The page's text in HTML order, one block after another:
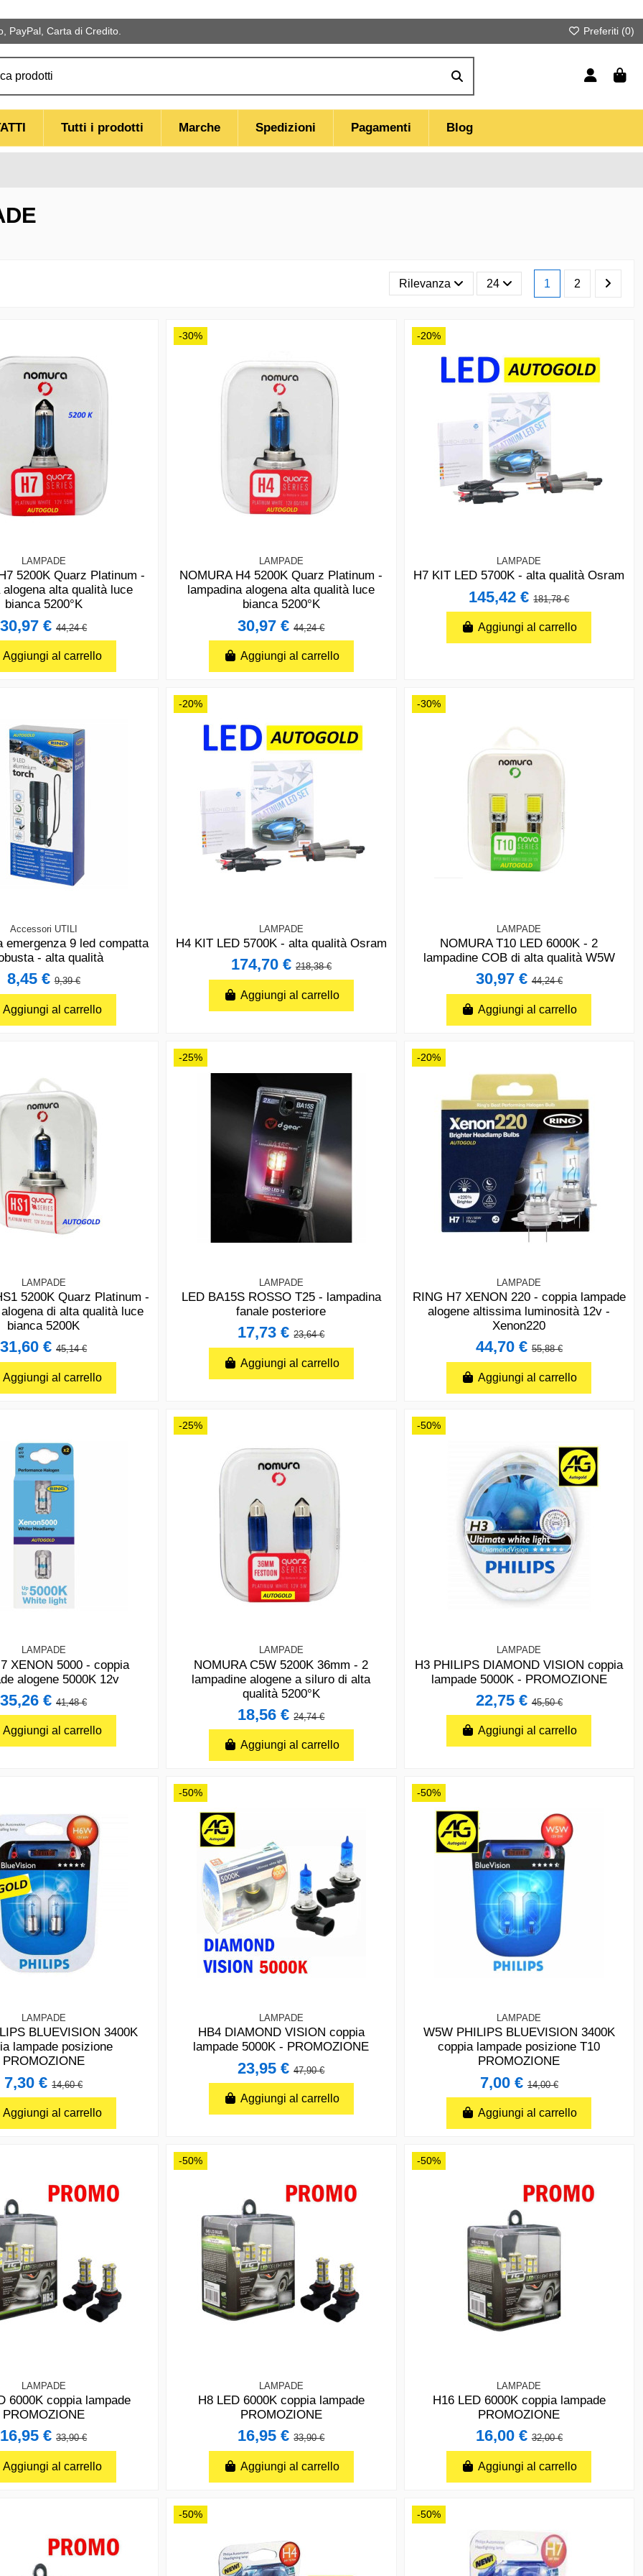
PayPal, Carta di Credito. Preferiti (0)
Tutti i prodotti Marche Spedizioni Pagamenti Blog
Rilevanza 24 1 2
LAMPADE
5200K Quarz Platinum -
alogena alta qualità luce
bianca 5200°K
30,97 €44,24 €
Aggiungi al carrello
-30%
LAMPADE
NOMURA H4 5200K Quarz Platinum -
lampadina alogena alta qualità luce
bianca 5200°K
30,97 €44,24 €
Aggiungi al carrello
-20%
LAMPADE
H7 KIT LED 5700K - alta qualità Osram
145,42 €181,78 €
Aggiungi al carrello
Accessori UTILI
emergenza 9 led compatta
- alta qualità
8,45 €9,39 €
Aggiungi al carrello
-20%
LAMPADE
H4 KIT LED 5700K - alta qualità Osram
174,70 € 218,38 €
Aggiungi al carrello
-30%
LAMPADE
NOMURA T10 LED 6000K - 2
lampadine COB di alta qualità W5W
30,97 €44,24 €
Aggiungi al carrello
LAMPADE
5200K Quarz Platinum -
di alta qualità luce
bianca 5200K
31,60 €45,14 €
Aggiungi al carrello
-25%
LAMPADE
LED BA15S ROSSO T25 - lampadina
fanale posteriore
17,73 €23,64 €
Aggiungi al carrello
-20%
LAMPADE
RING H7 XENON 220 - coppia lampade
alogene altissima luminosità 12v -
Xenon220
44,70 €55,88 €
Aggiungi al carrello
LAMPADE
XENON 5000 - coppia
alogene 5000K 12v
35,26 €41,48 €
Aggiungi al carrello
-25%
LAMPADE
NOMURA C5W 5200K 36mm - 2
lampadine alogene a siluro di alta
qualità 5200°K
18,56 €24,74 €
Aggiungi al carrello
-50%
LAMPADE
H3 PHILIPS DIAMOND VISION coppia
lampade 5000K - PROMOZIONE
22,75 €45,50 €
Aggiungi al carrello
LAMPADE
BLUEVISION 3400K
lampade posizione
PROMOZIONE
7,30 €14,60 €
Aggiungi al carrello
-50%
LAMPADE
HB4 DIAMOND VISION coppia
lampade 5000K - PROMOZIONE
23,95 €47,90 €
Aggiungi al carrello
-50%
LAMPADE
W5W PHILIPS BLUEVISION 3400K
coppia lampade posizione T10
PROMOZIONE
7,00 €14,00 €
Aggiungi al carrello
LAMPADE
6000K coppia lampade
PROMOZIONE
16,95 €33,90 €
Aggiungi al carrello
-50%
LAMPADE
H8 LED 6000K coppia lampade
PROMOZIONE
16,95 €33,90 €
Aggiungi al carrello
-50%
LAMPADE
H16 LED 6000K coppia lampade
PROMOZIONE
16,00 €32,00 €
Aggiungi al carrello
-50% -50%